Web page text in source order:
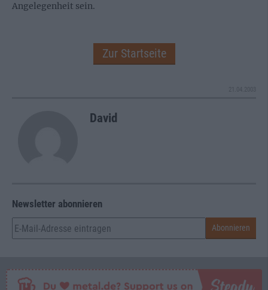
Angelegenheit sein.
Zur Startseite
David
Newsletter abonnieren